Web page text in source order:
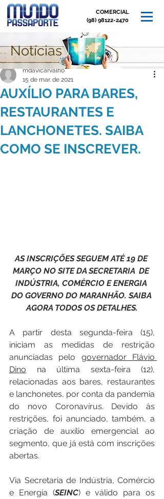
COMERCIAL
(98) 98122-2470
Post
AUXÍLIO PARA BARES,
RESTAURANTES E
LANCHONETES. SAIBA
COMO SE INSCREVER.
mdavicarvalho
15 de mar. de 2021
AS INSCRIÇÕES SEGUEM ATÉ 19 DE
MARÇO NO SITE DA SECRETARIA  DE
INDÚSTRIA, COMÉRCIO E ENERGIA
DO GOVERNO DO MARANHÃO. SAIBA
AGORA TODOS OS DETALHES.
A partir desta segunda-feira (15),
iniciam as medidas de restrição
anunciadas pelo governador Flávio
Dino na última sexta-feira (12),
relacionadas aos bares, restaurantes
e lanchonetes, por conta da pandemia
do novo Coronavírus. Devido às
restrições, foi anunciado, também, a
criação de auxílio emergencial ao
segmento, que já está com inscrições
abertas.
Via Secretaria de Indústria, Comércio
e Energia (SEINC) e válido para os
Notícias